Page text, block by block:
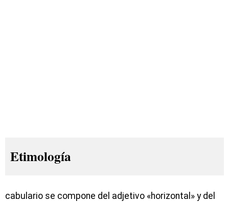
Etimología
cabulario se compone del adjetivo «horizontal» y del